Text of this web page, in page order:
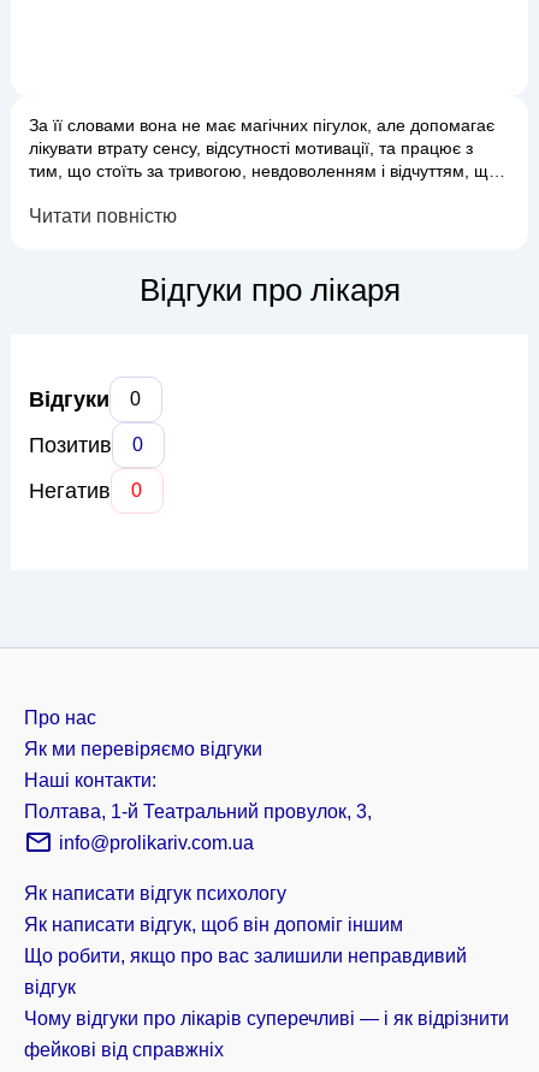
За її словами вона не має магічних пігулок, але допомагає
лікувати втрату сенсу, відсутності мотивації, та працює з
тим, що стоїть за тривогою, невдоволенням і відчуттям, що
до Дарини: - Я відчуваю, що не реалізовую свій потенціал -
Читати повністю
Відгуки про лікаря
Відгуки 0
Позитив 0
Негатив 0
Про нас
Як ми перевіряємо відгуки
Наші контакти:
Полтава, 1-й Театральний провулок, 3,
info@prolikariv.com.ua
Як написати відгук психологу
Як написати відгук, щоб він допоміг іншим
Що робити, якщо про вас залишили неправдивий
відгук
Чому відгуки про лікарів суперечливі — і як відрізнити
фейкові від справжніх